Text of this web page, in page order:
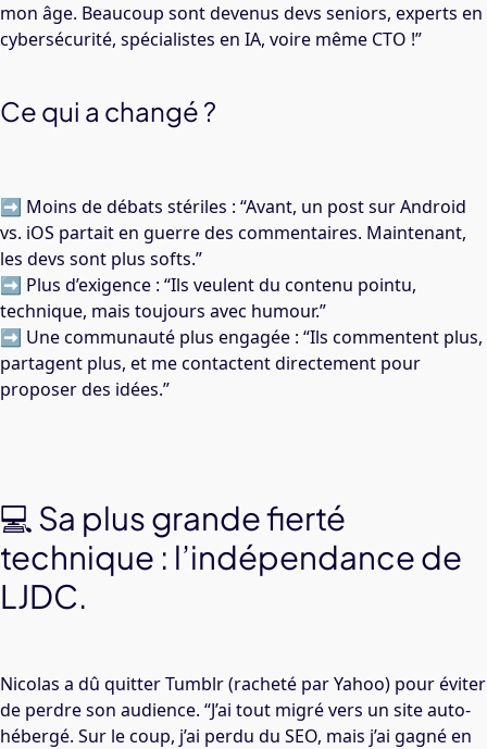
mon âge. Beaucoup sont devenus devs seniors, experts en
cybersécurité, spécialistes en IA, voire même CTO !”
Ce qui a changé ?
➡️ Moins de débats stériles : “Avant, un post sur Android
vs. iOS partait en guerre des commentaires. Maintenant,
les devs sont plus softs.”
➡️ Plus d’exigence : “Ils veulent du contenu pointu,
technique, mais toujours avec humour.”
➡️ Une communauté plus engagée : “Ils commentent plus,
partagent plus, et me contactent directement pour
proposer des idées.”
💻 Sa plus grande fierté
technique : l’indépendance de
LJDC.
Nicolas a dû quitter Tumblr (racheté par Yahoo) pour éviter
de perdre son audience. “J’ai tout migré vers un site auto-
hébergé. Sur le coup, j’ai perdu du SEO, mais j’ai gagné en